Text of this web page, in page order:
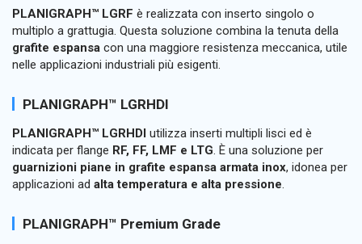
PLANIGRAPH™ LGRF è realizzata con inserto singolo o
multiplo a grattugia. Questa soluzione combina la tenuta della
grafite espansa con una maggiore resistenza meccanica, utile
nelle applicazioni industriali più esigenti.
PLANIGRAPH™ LGRHDI
PLANIGRAPH™ LGRHDI utilizza inserti multipli lisci ed è
indicata per flange RF, FF, LMF e LTG. È una soluzione per
guarnizioni piane in grafite espansa armata inox, idonea per
applicazioni ad alta temperatura e alta pressione.
PLANIGRAPH™ Premium Grade